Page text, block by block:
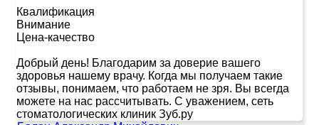
Квалификация
Внимание
Цена-качество
Добрый день! Благодарим за доверие вашего
здоровья нашему врачу. Когда мы получаем такие
отзывы, понимаем, что работаем не зря. Вы всегда
можете на нас рассчитывать. С уважением, сеть
стоматологических клиник Зуб.ру